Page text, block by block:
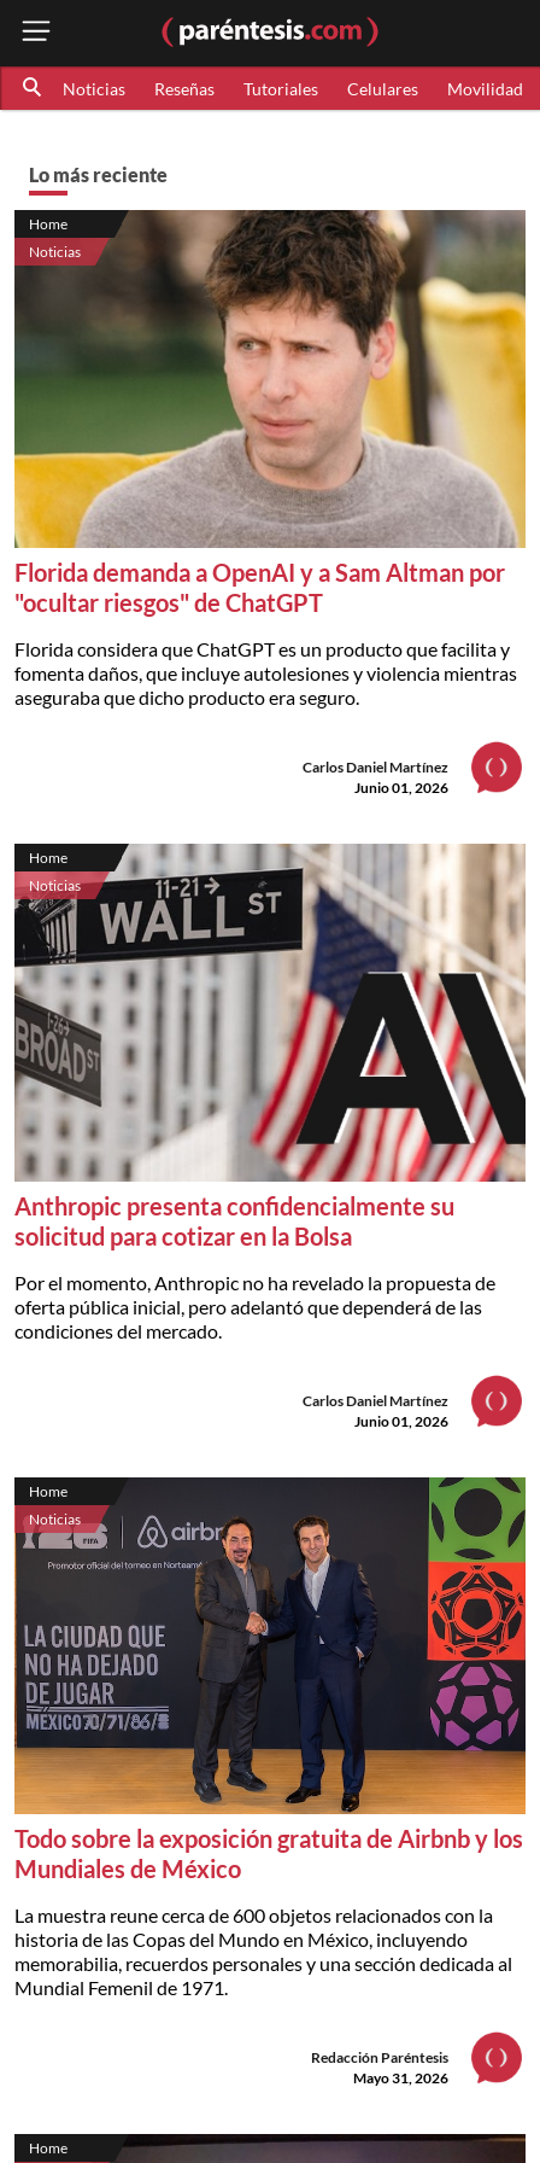
Noticias Reseñas Tutoriales Celulares Movilidad
Lo más reciente
Home
Noticias
Florida demanda a OpenAI y a Sam Altman por
"ocultar riesgos" de ChatGPT
Florida considera que ChatGPT es un producto que facilita y
fomenta daños, que incluye autolesiones y violencia mientras
aseguraba que dicho producto era seguro.
Carlos Daniel Martínez
Junio 01, 2026
Home
Noticias
Anthropic presenta confidencialmente su
solicitud para cotizar en la Bolsa
Por el momento, Anthropic no ha revelado la propuesta de
oferta pública inicial, pero adelantó que dependerá de las
condiciones del mercado.
Carlos Daniel Martínez
Junio 01, 2026
Home
Noticias
Todo sobre la exposición gratuita de Airbnb y los
Mundiales de México
La muestra reune cerca de 600 objetos relacionados con la
historia de las Copas del Mundo en México, incluyendo
memorabilia, recuerdos personales y una sección dedicada al
Mundial Femenil de 1971.
Redacción Paréntesis
Mayo 31, 2026
Home